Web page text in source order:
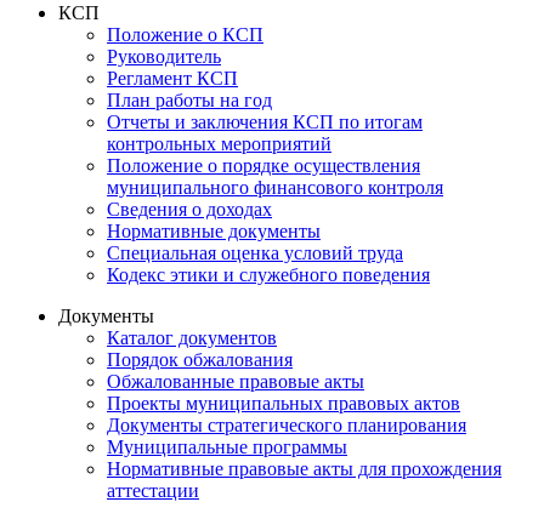
КСП
Положение о КСП
Руководитель
Регламент КСП
План работы на год
Отчеты и заключения КСП по итогам
контрольных мероприятий
Положение о порядке осуществления
муниципального финансового контроля
Сведения о доходах
Нормативные документы
Специальная оценка условий труда
Кодекс этики и служебного поведения
Документы
Каталог документов
Порядок обжалования
Обжалованные правовые акты
Проекты муниципальных правовых актов
Документы стратегического планирования
Муниципальные программы
Нормативные правовые акты для прохождения
аттестации